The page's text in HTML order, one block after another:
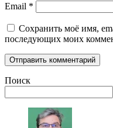
Email *
Сохранить моё имя,
последующих моих
Поиск